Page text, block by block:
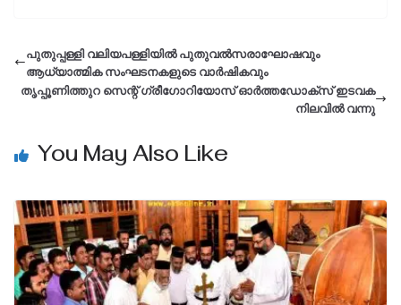
പുതുപ്പള്ളി വലിയപള്ളിയിൽ പുതുവൽസരാഘോഷവും
ആധ്യാത്മിക സംഘടനകളുടെ വാർഷികവും
തൃപ്പൂണിത്തുറ സെന്റ് ഗ്രീഗോറിയോസ് ഓര്‍ത്തഡോക്സ് ഇടവക
നിലവില്‍ വന്നു
You May Also Like